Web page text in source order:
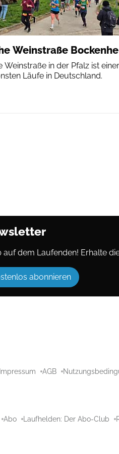
Weinstraße
Weinstraße in der Pfalz ist einer
Läufe in Deutschland.
auf dem Laufenden! Erhalte
abonnieren
Impressum AGB
Abo Laufhelden: Der Abo-Club